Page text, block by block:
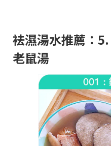
袪濕湯水推薦：
老鼠湯